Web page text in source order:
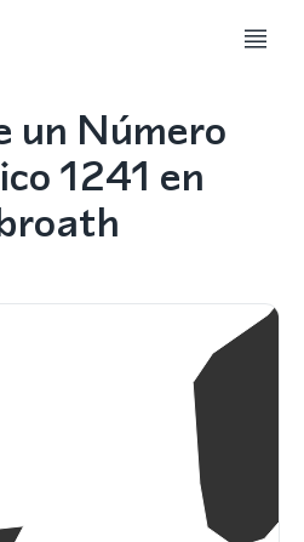
un Número
1241 en